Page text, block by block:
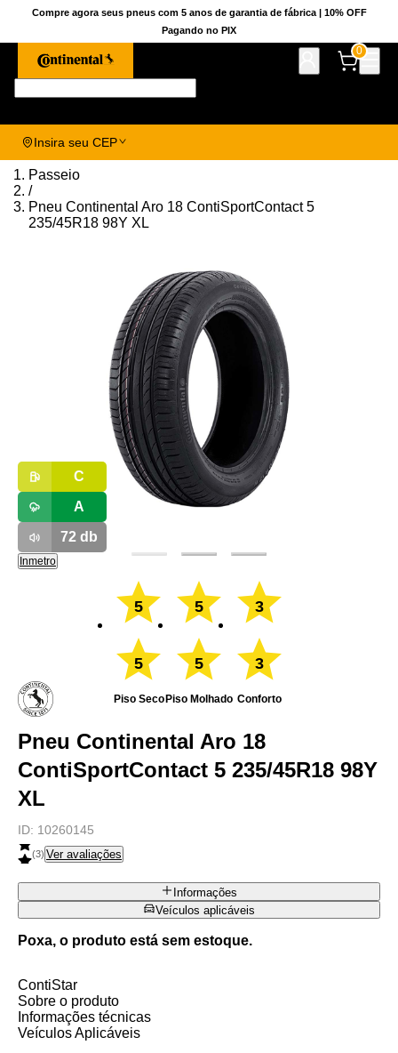
Compre agora seus pneus com 5 anos de garantia de fábrica | 10% OFF
Pagando no PIX
0
Insira seu CEP
Passeio
/
Pneu Continental Aro 18 ContiSportContact 5
235/45R18 98Y XL
C
A
72db
Inmetro
5
5
Piso Seco
5
5
Piso Molhado
3
3
Conforto
Pneu Continental Aro 18
ContiSportContact 5 235/45R18 98Y
XL
ID: 10260145
(3) Ver avaliações
Informações
Veículos aplicáveis
Poxa, o produto está sem estoque.
ContiStar
Sobre o produto
Informações técnicas
Veículos Aplicáveis